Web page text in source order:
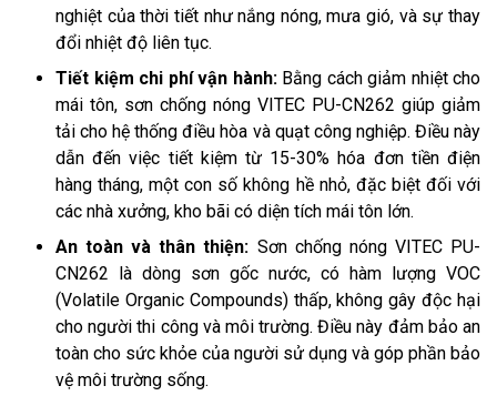
nghiệt của thời tiết như nắng nóng, mưa gió, và sự thay
đổi nhiệt độ liên tục.
Tiết kiệm chi phí vận hành:Bằng cách giảm nhiệt cho
mái tôn, sơn chống nóng VITEC PU-CN262 giúp giảm
tải cho hệ thống điều hòa và quạt công nghiệp. Điều này
dẫn đến việc tiết kiệm từ 15-30% hóa đơn tiền điện
hàng tháng, một con số không hề nhỏ, đặc biệt đối với
các nhà xưởng, kho bãi có diện tích mái tôn lớn.
An toàn và thân thiện: Sơn chống nóng VITEC PU-
CN262 là dòng sơn gốc nước, có hàm lượng VOC
(Volatile Organic Compounds) thấp, không gây độc hại
cho người thi công và môi trường. Điều này đảm bảo an
toàn cho sức khỏe của người sử dụng và góp phần bảo
vệ môi trường sống.